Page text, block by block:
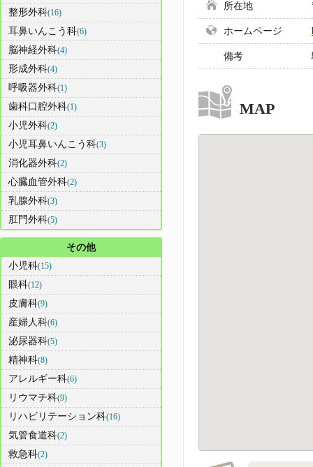
所在地
ホームページ
備考
MAP
整形外科(16)
耳鼻いんこう科(6)
脳神経外科(4)
形成外科(4)
呼吸器外科(1)
歯科口腔外科(1)
小児外科(2)
小児耳鼻いんこう科(3)
消化器外科(2)
心臓血管外科(2)
乳腺外科(3)
肛門外科(5)
その他
小児科(15)
眼科(12)
皮膚科(9)
産婦人科(6)
泌尿器科(5)
精神科(8)
アレルギー科(6)
リウマチ科(9)
リハビリテーション科(16)
気管食道科(2)
救急科(2)